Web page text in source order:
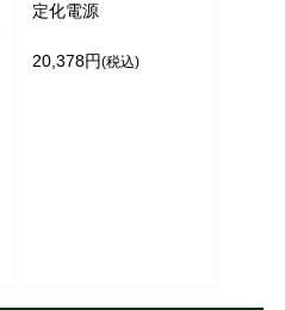
定化電源
20,378円(税込)